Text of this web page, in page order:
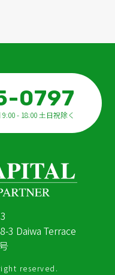
3 Daiwa Terrace
reserved.
0797
- 18:00 土日祝除く